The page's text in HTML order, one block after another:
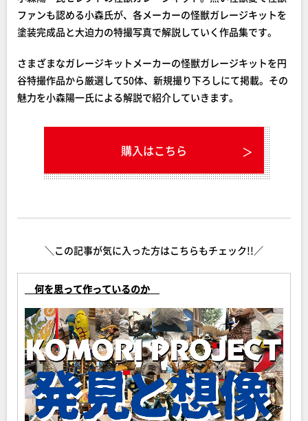
ファンも認める小森氏が、各メーカーの怪獣ガレージキットを
塗装完成品と大迫力の特撮写真で解説していく作品集です。
さまざまなガレージキットメーカーの怪獣ガレージキットを円
谷特撮作品から厳選して50体、新規撮り下ろしにて掲載。その
魅力を小森陽一氏による解説で紹介していきます。
購入はこちら
＼この記事が気に入った方はこちらもチェック!!／
何を思って作っているのか